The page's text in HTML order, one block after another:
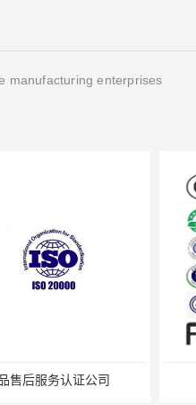
manufacturing enterprises
无锡ISO认证机构